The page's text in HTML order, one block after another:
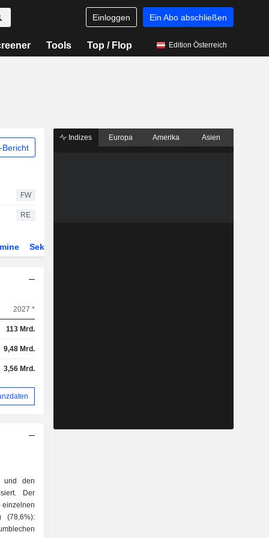
Einloggen Ein Abo abschließen
Tools Top / Flop Edition Österreich
Bericht
FW
RE
Sektor
2027 *
113 Mrd.
9,48 Mrd.
3,56 Mrd.
und den
Der
einzelnen
(78,6%):
Indizes Europa Amerika Asien